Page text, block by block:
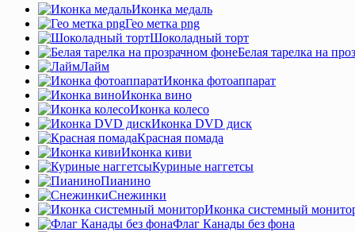
Иконка медаль
Гео метка png
Шоколадный торт
Белая тарелка на
Лайм
Иконка фотоаппарат
Иконка вино
Иконка колесо
Иконка DVD диск
Красная помада
Иконка киви
Куриные наггетсы
Пианино
Снежинки
Иконка системный
Флаг Канады без фона